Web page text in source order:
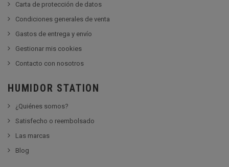
Carta de protección de datos
Condiciones generales de venta
Gastos de entrega y envío
Gestionar mis cookies
Contacto con nosotros
HUMIDOR STATION
¿Quiénes somos?
Satisfecho o reembolsado
Las marcas
Blog